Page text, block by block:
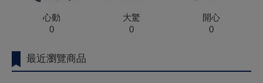
心動
0
大驚
0
開心
0
最近瀏覽商品